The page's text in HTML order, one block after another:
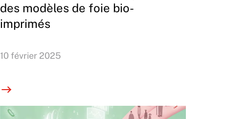
des modèles de foie bio-
imprimés
10 février 2025